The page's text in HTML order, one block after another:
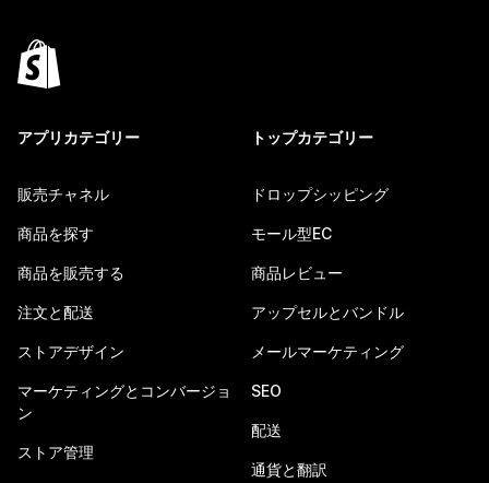
アプリカテゴリー
販売チャネル
商品を探す
商品を販売する
注文と配送
ストアデザイン
マーケティングとコンバージョ
ン
ストア管理
トップカテゴリー
ドロップシッピング
モール型EC
商品レビュー
アップセルとバンドル
メールマーケティング
SEO
配送
通貨と翻訳